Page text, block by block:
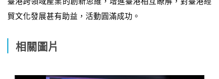
貿文化發展甚有助益，活動圓滿成功。
相關圖片